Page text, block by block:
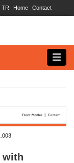
Contact
Home
TR
with